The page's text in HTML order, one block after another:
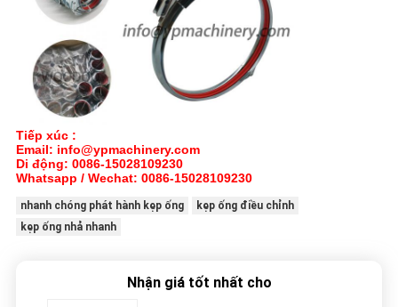
Tiếp xúc :
Email: info@ypmachinery.com
Di động: 0086-15028109230
Whatsapp / Wechat: 0086-15028109230
nhanh chóng phát hành kẹp ống
kẹp ống điều chỉnh
kẹp ống nhả nhanh
Nhận giá tốt nhất cho